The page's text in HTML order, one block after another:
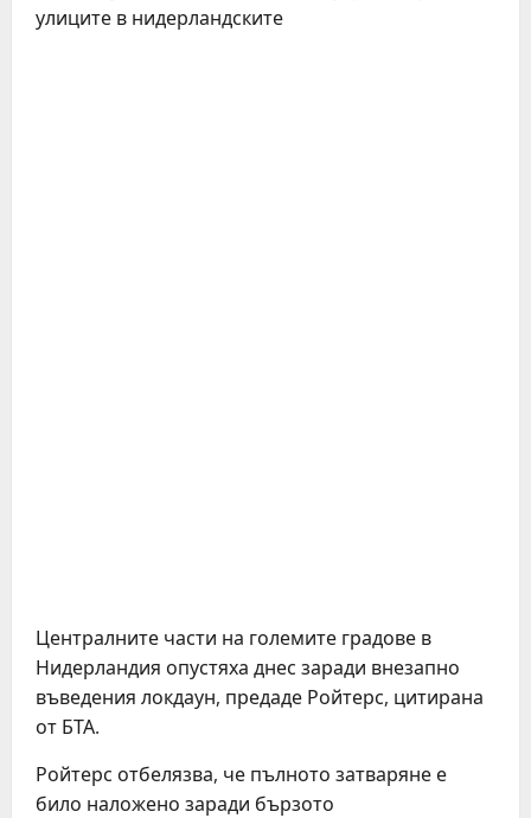
Централните части на големите градове в
Нидерландия опустяха днес заради внезапно
въведения локдаун, предаде Ройтерс, цитирана
от БТА.
Ройтерс отбелязва, че пълното затваряне е
било наложено заради бързото